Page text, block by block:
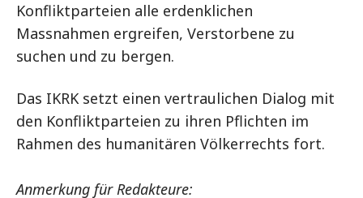
Konfliktparteien alle erdenklichen
Massnahmen ergreifen, Verstorbene zu
suchen und zu bergen.
Das IKRK setzt einen vertraulichen Dialog mit
den Konfliktparteien zu ihren Pflichten im
Rahmen des humanitären Völkerrechts fort.
Anmerkung für Redakteure: